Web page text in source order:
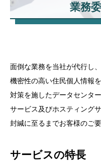
業務
面倒な業務を当社が代行し
機密性の高い住民個人情報
対策を施したデータセンタ
サービス及びホスティング
封緘に至るまでお客様のご
サービスの特長